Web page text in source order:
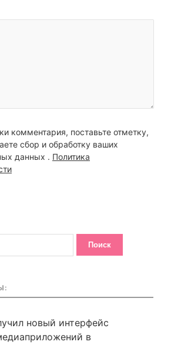
комментария, поставьте отметку,
сбор и обработку ваших
данных . Политика